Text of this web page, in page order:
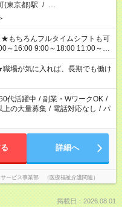
(東京都)駅 / …
～16:00 9:00～18:00 11:00～
ません ※法令に基づき、週20時
象となります ※労働者派遣法
、短時間・短期間の就業はご
場が気に入れば、長期でも働け
代活躍中 / 副業・WワークOK /
上の大量募集 / 電話対応なし / パ
詳細へ
ービス事業部 （医療福祉介護関連）
掲載日：2026.08.01